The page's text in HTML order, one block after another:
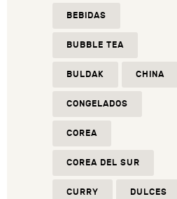
BEBIDAS
BUBBLE TEA
BULDAK CHINA
CONGELADOS
COREA
COREA DEL SUR
CURRY DULCES